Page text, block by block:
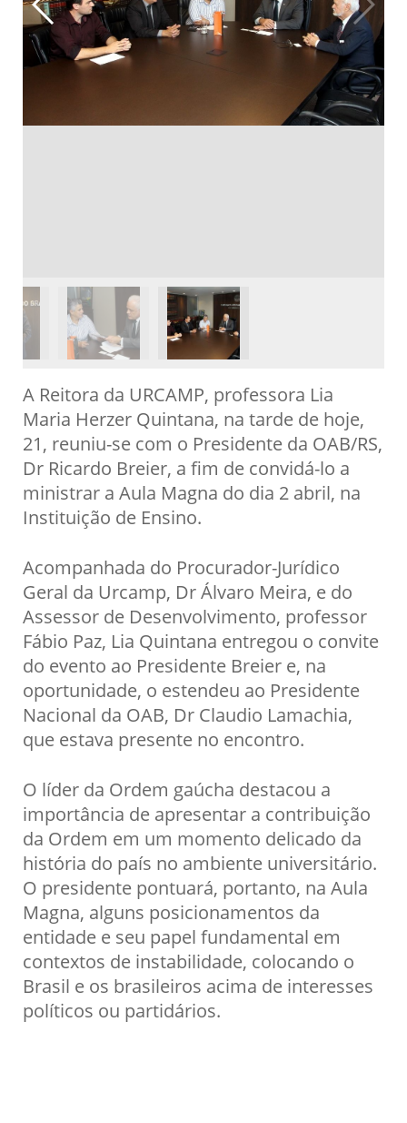
A Reitora da URCAMP, professora Lia
Maria Herzer Quintana, na tarde de hoje,
21, reuniu-se com o Presidente da OAB/RS,
Dr Ricardo Breier, a fim de convidá-lo a
ministrar a Aula Magna do dia 2 abril, na
Instituição de Ensino.
Acompanhada do Procurador-Jurídico
Geral da Urcamp, Dr Álvaro Meira, e do
Assessor de Desenvolvimento, professor
Fábio Paz, Lia Quintana entregou o convite
do evento ao Presidente Breier e, na
oportunidade, o estendeu ao Presidente
Nacional da OAB, Dr Claudio Lamachia,
que estava presente no encontro.
O líder da Ordem gaúcha destacou a
importância de apresentar a contribuição
da Ordem em um momento delicado da
história do país no ambiente universitário.
O presidente pontuará, portanto, na Aula
Magna, alguns posicionamentos da
entidade e seu papel fundamental em
contextos de instabilidade, colocando o
Brasil e os brasileiros acima de interesses
políticos ou partidários.